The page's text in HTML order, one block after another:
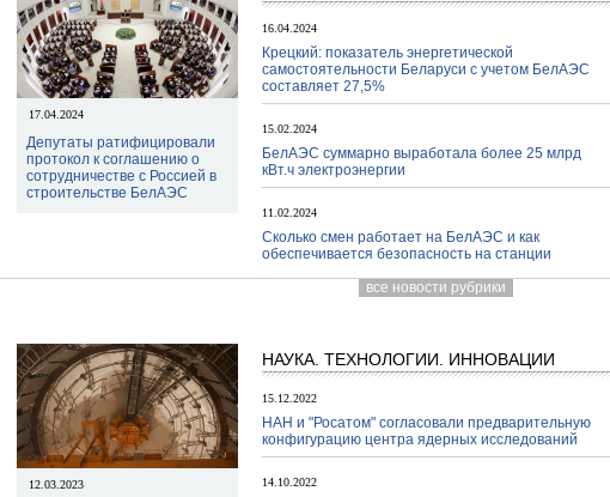
17.04.2024
Депутаты ратифицировали
протокол к соглашению о
сотрудничестве с Россией в
строительстве БелАЭС
16.04.2024
Крецкий: показатель энергетической
самостоятельности Беларуси с учетом БелАЭС
составляет 27,5%
15.02.2024
БелАЭС суммарно выработала более 25 млрд
кВт.ч электроэнергии
11.02.2024
Сколько смен работает на БелАЭС и как
обеспечивается безопасность на станции
все новости рубрики
12.03.2023
НАУКА. ТЕХНОЛОГИИ. ИННОВАЦИИ
15.12.2022
НАН и "Росатом" согласовали предварительную
конфигурацию центра ядерных исследований
14.10.2022